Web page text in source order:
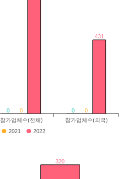
0 0
0 0
431
참가업체수(전체) 참가업체수(외국)
2021 2022
320